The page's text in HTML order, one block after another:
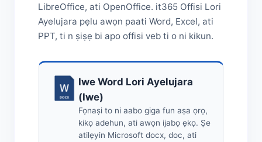
LibreOffice, ati OpenOffice. it365 Offisi Lori
Ayelujara pẹlu awọn paati Word, Excel, ati
PPT, ti n ṣiṣẹ bi apo offisi veb ti o ni kikun.
Iwe Word Lori Ayelujara
(Iwe)
Fọnaṣi to ni aabo giga fun aṣa ọrọ,
kikọ adehun, ati awọn ijabọ ẹkọ. Ṣe
atilẹyin Microsoft docx, doc, ati